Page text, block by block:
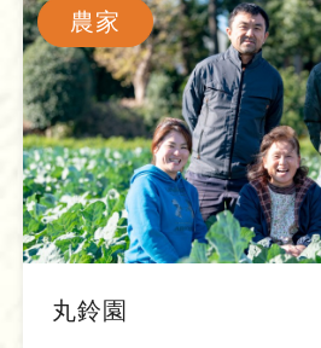
農家
丸鈴園